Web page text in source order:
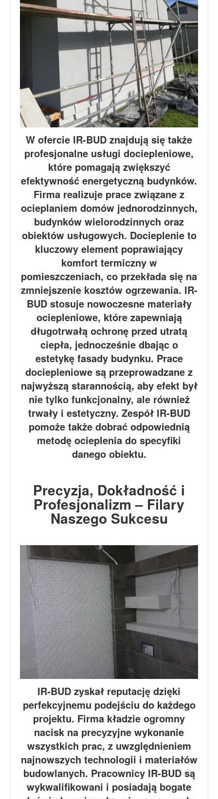
W ofercie IR-BUD znajdują się także
profesjonalne usługi dociepleniowe,
które pomagają zwiększyć
efektywność energetyczną budynków.
Firma realizuje prace związane z
ocieplaniem domów jednorodzinnych,
budynków wielorodzinnych oraz
obiektów usługowych. Docieplenie to
kluczowy element poprawiający
komfort termiczny w
pomieszczeniach, co przekłada się na
zmniejszenie kosztów ogrzewania. IR-
BUD stosuje nowoczesne materiały
ociepleniowe, które zapewniają
długotrwałą ochronę przed utratą
ciepła, jednocześnie dbając o
estetykę fasady budynku. Prace
dociepleniowe są przeprowadzane z
najwyższą starannością, aby efekt był
nie tylko funkcjonalny, ale również
trwały i estetyczny. Zespół IR-BUD
pomoże także dobrać odpowiednią
metodę ocieplenia do specyfiki
danego obiektu.
Precyzja, Dokładność i
Profesjonalizm – Filary
Naszego Sukcesu
IR-BUD zyskał reputację dzięki
perfekcyjnemu podejściu do każdego
projektu. Firma kładzie ogromny
nacisk na precyzyjne wykonanie
wszystkich prac, z uwzględnieniem
najnowszych technologii i materiałów
budowlanych. Pracownicy IR-BUD są
wykwalifikowani i posiadają bogate